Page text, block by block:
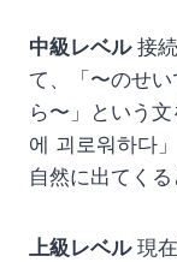
中級レベル接
て、「〜のせ
ら〜」という
에 괴로워하다
自然に出てく
上級レベル現